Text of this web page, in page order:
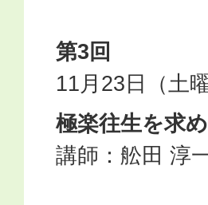
第3回
11月23日（土
極楽往生を求
講師：舩田 淳